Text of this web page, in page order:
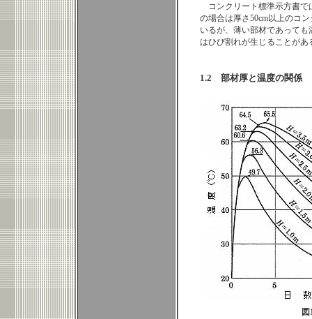
コンクリート標準示方書で
の場合は厚さ50cm以上のコ
いるが、薄い部材であって
はひび割れが生じることがあ
1.2 部材厚と温度の関係
図